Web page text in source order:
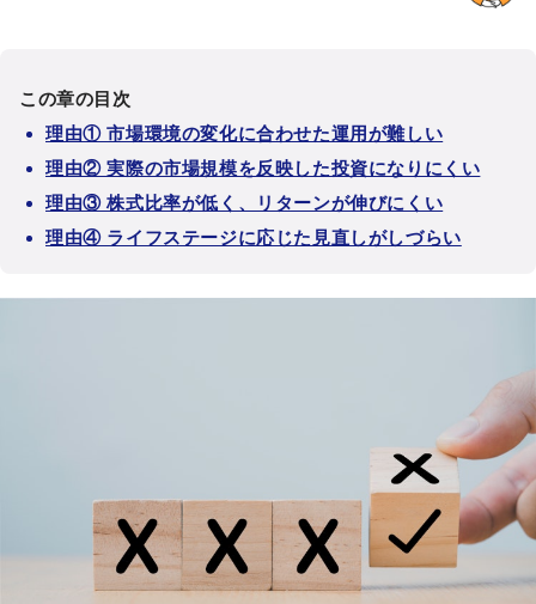
この章の目次
理由① 市場環境の変化に合わせた運用が難しい
理由② 実際の市場規模を反映した投資になりにくい
理由③ 株式比率が低く、リターンが伸びにくい
理由④ ライフステージに応じた見直しがしづらい